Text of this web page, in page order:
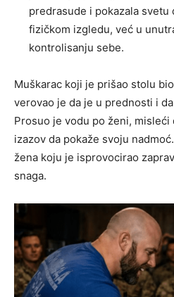
predrasude i pokazala svetu
fizičkom izgledu, već u
kontrolisanju sebe.
Muškarac koji je prišao stolu
verovao je da je u prednosti i
Prosuo je vodu po ženi, misleći
izazov da pokaže svoju
žena koju je isprovocirao
snaga.